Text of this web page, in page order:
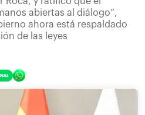
abiertas al diálogo”,
ahora está respaldado
de las leyes